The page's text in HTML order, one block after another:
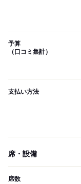
予算
（口コミ集計）
支払い方法
席・設備
席数